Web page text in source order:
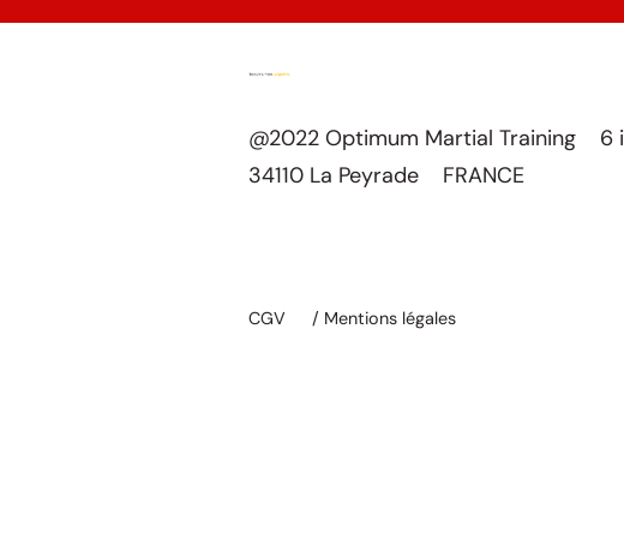
@2022 Optimum Martial Training 6
34110 La Peyrade FRANCE
CGV / Mentions légales